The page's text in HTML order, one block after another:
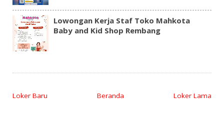
Lowongan Kerja Staf Toko Mahkota
Baby and Kid Shop Rembang
Loker Baru Loker Lama
Beranda